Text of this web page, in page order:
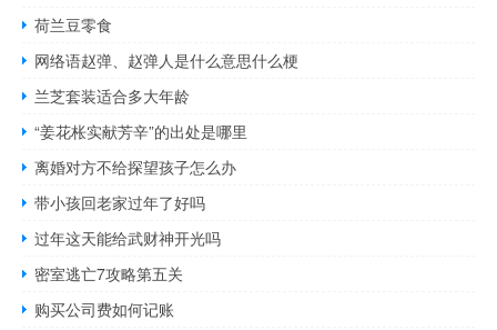
荷兰豆零食
网络语赵弹、赵弹人是什么意思什么梗
兰芝套装适合多大年龄
“姜花枨实献芳辛”的出处是哪里
离婚对方不给探望孩子怎么办
带小孩回老家过年了好吗
过年这天能给武财神开光吗
密室逃亡7攻略第五关
购买公司费如何记账